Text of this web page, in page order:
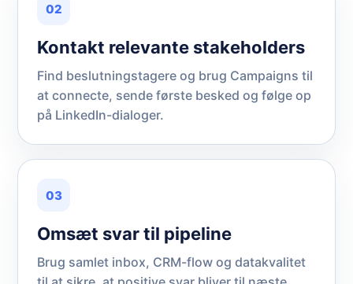
02
Kontakt relevante stakeholders
Find beslutningstagere og brug Campaigns til
at connecte, sende første besked og følge op
på LinkedIn-dialoger.
03
Omsæt svar til pipeline
Brug samlet inbox, CRM-flow og datakvalitet